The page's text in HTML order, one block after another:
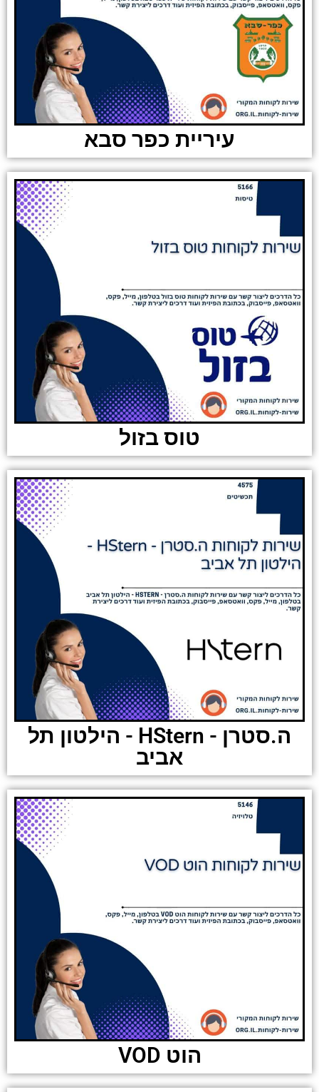
עיריית כפר סבא
טוס בזול
ה.סטרן - HStern - הילטון תל
אביב
הוט VOD